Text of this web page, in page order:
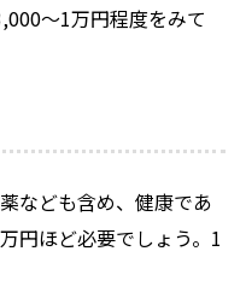
～1万円程度をみて
なども含め、健康であ
円ほど必要でしょう。1